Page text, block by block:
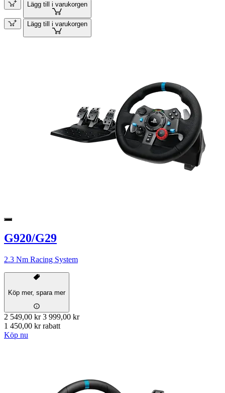
Lägg till i varukorgen
Lägg till i varukorgen
G920/G29
2.3 Nm Racing System
Köp mer, spara mer
2 549,00 kr 3 999,00 kr
1 450,00 kr rabatt
Köp nu